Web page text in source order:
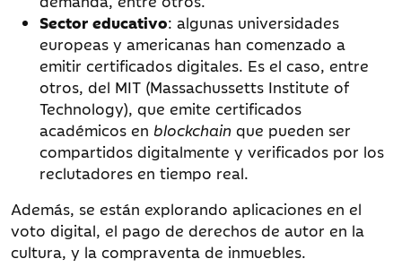
Sector educativo: algunas universidades
europeas y americanas han comenzado a
emitir certificados digitales. Es el caso, entre
otros, del MIT (Massachussetts Institute of
Technology), que emite certificados
académicos en blockchain que pueden ser
compartidos digitalmente y verificados por los
reclutadores en tiempo real.
Además, se están explorando aplicaciones en el
voto digital, el pago de derechos de autor en la
cultura, y la compraventa de inmuebles.